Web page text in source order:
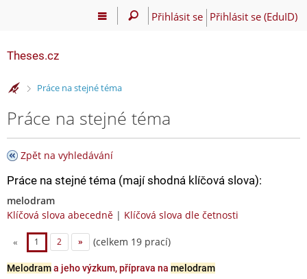
Přihlásit se Přihlásit se (EduID)
Theses.cz
>Práce na stejné téma
Práce na stejné téma
Zpět na vyhledávání
Práce na stejné téma (mají shodná klíčová slova):
melodram
Klíčová slova abecedně | Klíčová slova dle četnosti
« 1 2 » (celkem 19 prací)
Melodrama jeho výzkum, příprava na melodram